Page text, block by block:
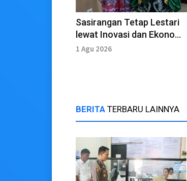
Sasirangan Tetap Lestari
lewat Inovasi dan Ekonomi
Kreatif
1 Agu 2026
BERITA TERBARU LAINNYA